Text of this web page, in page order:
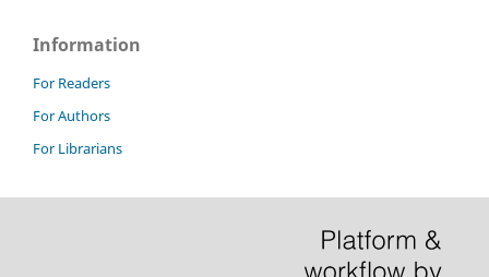
Information
For Readers
For Authors
For Librarians